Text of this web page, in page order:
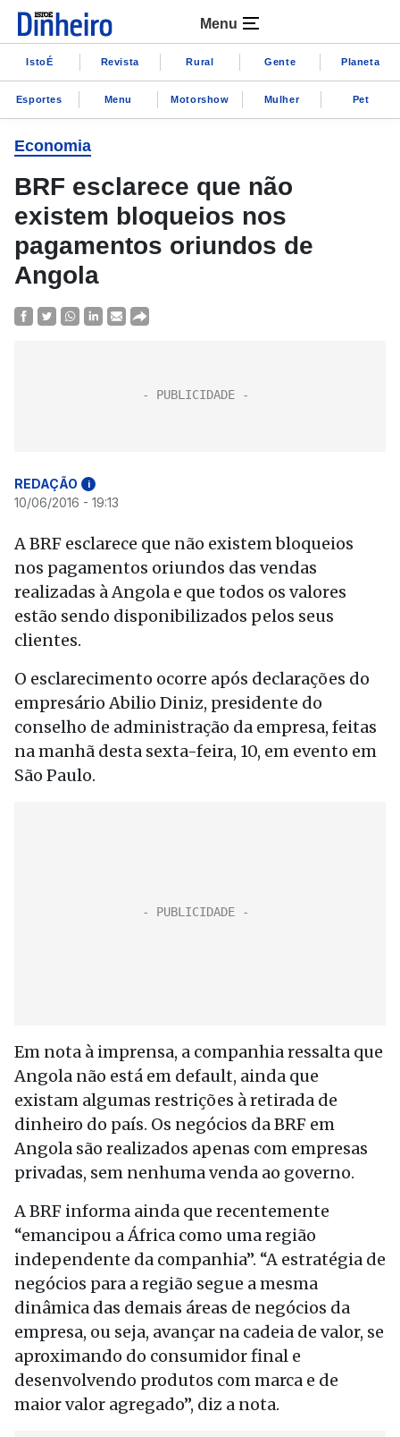
Menu
IstoÉ Revista Rural Gente Planeta
Esportes Menu Motorshow Mulher Pet
Economia
BRF esclarece que não
existem bloqueios nos
pagamentos oriundos de
Angola
REDAÇÃO i
10/06/2016 - 19:13
A BRF esclarece que não existem bloqueios
nos pagamentos oriundos das vendas
realizadas à Angola e que todos os valores
estão sendo disponibilizados pelos seus
clientes.
O esclarecimento ocorre após declarações do
empresário Abilio Diniz, presidente do
conselho de administração da empresa, feitas
na manhã desta sexta-feira, 10, em evento em
São Paulo.
Em nota à imprensa, a companhia ressalta que
Angola não está em default, ainda que
existam algumas restrições à retirada de
dinheiro do país. Os negócios da BRF em
Angola são realizados apenas com empresas
privadas, sem nenhuma venda ao governo.
A BRF informa ainda que recentemente
“emancipou a África como uma região
independente da companhia”. “A estratégia de
negócios para a região segue a mesma
dinâmica das demais áreas de negócios da
empresa, ou seja, avançar na cadeia de valor, se
aproximando do consumidor final e
desenvolvendo produtos com marca e de
maior valor agregado”, diz a nota.